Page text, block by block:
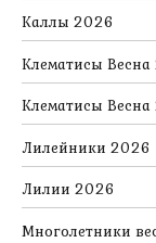
Каллы 2026
Клематисы
Клематисы
Лилейники 2026
Лилии 2026
Многолетники